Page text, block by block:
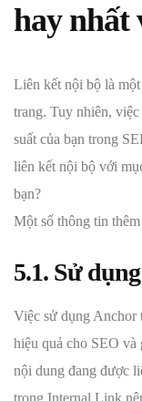
hay nhất
Liên kết nội bộ là
trang. Tuy nhiên,
suất của bạn trong
liên kết nội bộ với
bạn?
Một số thông tin
5.1. Sử
Việc sử dụng Anchor
hiệu quả cho SEO
nội dung đang được
trong Internal Link